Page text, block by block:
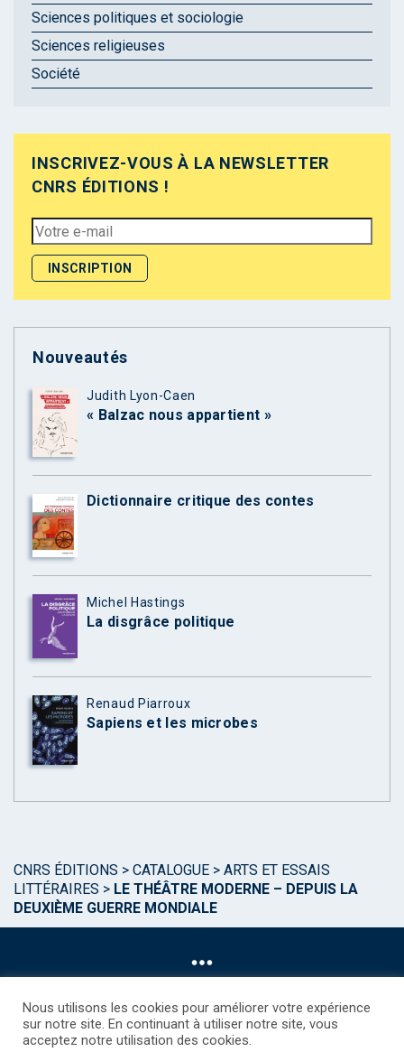
Sciences politiques et sociologie
Sciences religieuses
Société
INSCRIVEZ-VOUS À LA NEWSLETTER
CNRS ÉDITIONS !
Nouveautés
Judith Lyon-Caen
« Balzac nous appartient »
Dictionnaire critique des contes
Michel Hastings
La disgrâce politique
Renaud Piarroux
Sapiens et les microbes
CNRS ÉDITIONS > CATALOGUE > ARTS ET ESSAIS
LITTÉRAIRES > LE THÉÂTRE MODERNE – DEPUIS LA
DEUXIÈME GUERRE MONDIALE
©CNRS EDITIONS 2025
Nous utilisons les cookies pour améliorer votre expérience
sur notre site. En continuant à utiliser notre site, vous
acceptez notre utilisation des cookies.